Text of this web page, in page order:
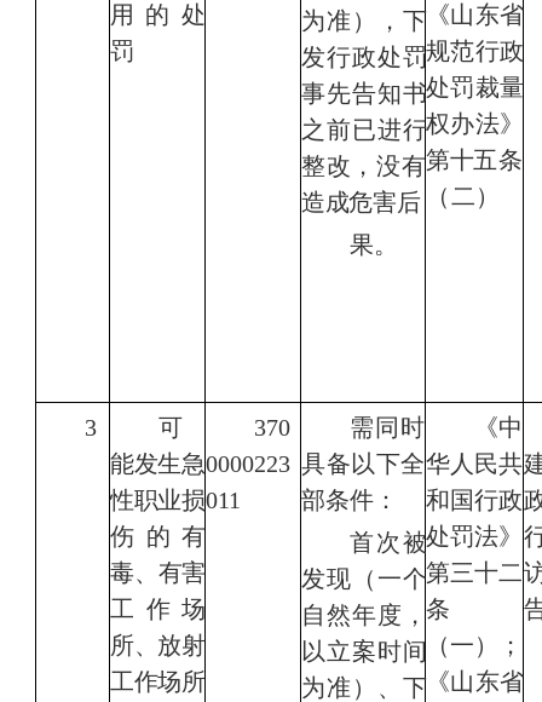
用的处
罚
为准）
，下
发行政处罚
事先告知书
之前已进行
整改，没有
造成危害后
果。
《山东省
规范行政
处罚裁量
权办法》
第十五条
（二）
3
可
能发生急
性职业损
伤 的有
毒、有害
工作场
所、 放射
工作场所
370
0000223
011
需同时
具备以下全
部条件：
首次被
发现（一个
自然年度，
以立案时间
为准）、下
《中
华人民共
和国行政
处罚法》
第三十二
条
（一）；
《山东省